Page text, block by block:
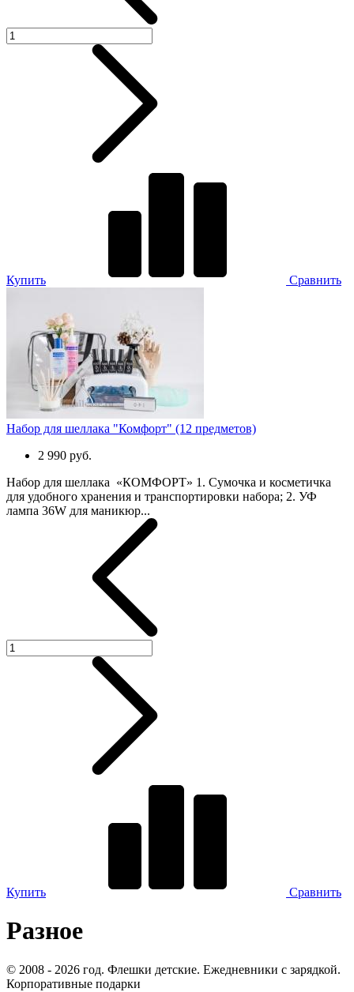
Купить Сравнить
Набор для шеллака "Комфорт" (12 предметов)
2 990 руб.
Набор для шеллака «КОМФОРТ» 1. Сумочка и косметичка
для удобного хранения и транспортировки набора; 2. УФ
лампа 36W для маникюр...
Купить Сравнить
Разное
© 2008 - 2026 год. Флешки детские. Ежедневники с зарядкой.
Корпоративные подарки